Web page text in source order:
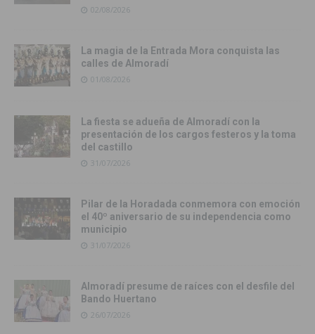
02/08/2026
La magia de la Entrada Mora conquista las
calles de Almoradí
01/08/2026
La fiesta se adueña de Almoradí con la
presentación de los cargos festeros y la toma
del castillo
31/07/2026
Pilar de la Horadada conmemora con emoción
el 40º aniversario de su independencia como
municipio
31/07/2026
Almoradí presume de raíces con el desfile del
Bando Huertano
26/07/2026